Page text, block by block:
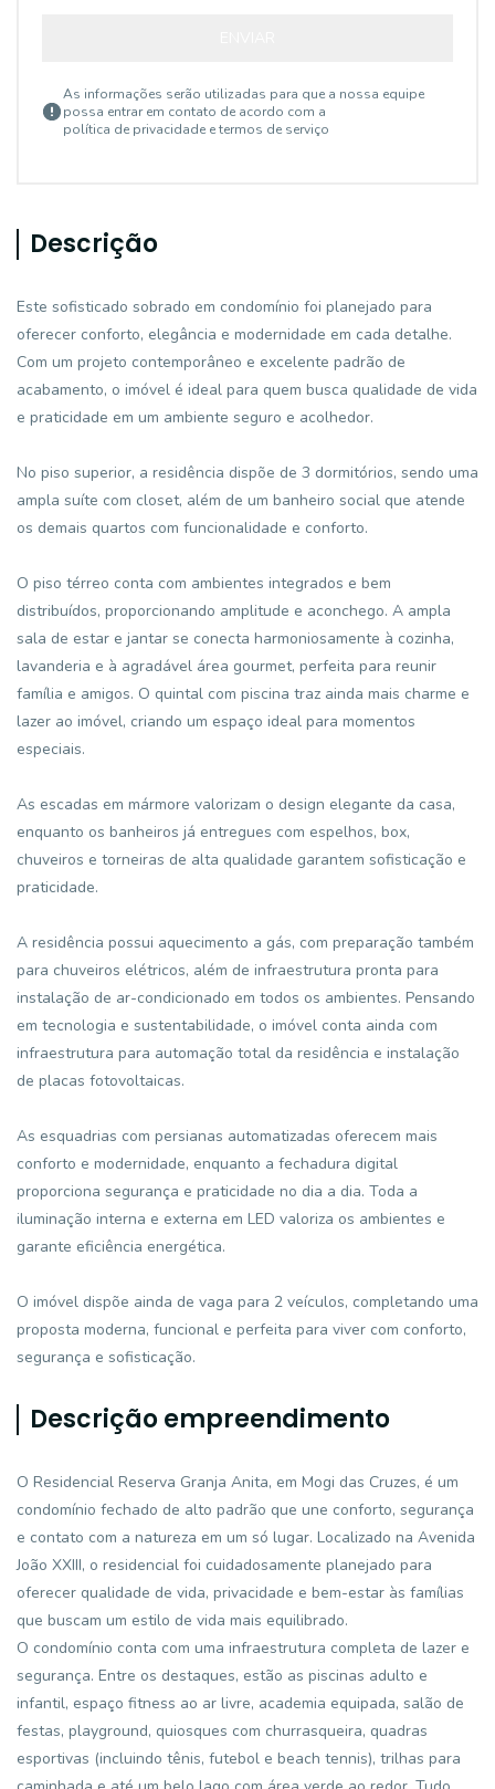
As informações serão utilizadas para que a nossa equipe
possa entrar em contato de acordo com a
política de privacidade e termos de serviço
Descrição
Este sofisticado sobrado em condomínio foi planejado para
oferecer conforto, elegância e modernidade em cada detalhe.
Com um projeto contemporâneo e excelente padrão de
acabamento, o imóvel é ideal para quem busca qualidade de vida
e praticidade em um ambiente seguro e acolhedor.
No piso superior, a residência dispõe de 3 dormitórios, sendo uma
ampla suíte com closet, além de um banheiro social que atende
os demais quartos com funcionalidade e conforto.
O piso térreo conta com ambientes integrados e bem
distribuídos, proporcionando amplitude e aconchego. A ampla
sala de estar e jantar se conecta harmoniosamente à cozinha,
lavanderia e à agradável área gourmet, perfeita para reunir
família e amigos. O quintal com piscina traz ainda mais charme e
lazer ao imóvel, criando um espaço ideal para momentos
especiais.
As escadas em mármore valorizam o design elegante da casa,
enquanto os banheiros já entregues com espelhos, box,
chuveiros e torneiras de alta qualidade garantem sofisticação e
praticidade.
A residência possui aquecimento a gás, com preparação também
para chuveiros elétricos, além de infraestrutura pronta para
instalação de ar-condicionado em todos os ambientes. Pensando
em tecnologia e sustentabilidade, o imóvel conta ainda com
infraestrutura para automação total da residência e instalação
de placas fotovoltaicas.
As esquadrias com persianas automatizadas oferecem mais
conforto e modernidade, enquanto a fechadura digital
proporciona segurança e praticidade no dia a dia. Toda a
iluminação interna e externa em LED valoriza os ambientes e
garante eficiência energética.
O imóvel dispõe ainda de vaga para 2 veículos, completando uma
proposta moderna, funcional e perfeita para viver com conforto,
segurança e sofisticação.
Descrição empreendimento
O Residencial Reserva Granja Anita, em Mogi das Cruzes, é um
condomínio fechado de alto padrão que une conforto, segurança
e contato com a natureza em um só lugar. Localizado na Avenida
João XXIII, o residencial foi cuidadosamente planejado para
oferecer qualidade de vida, privacidade e bem-estar às famílias
que buscam um estilo de vida mais equilibrado.
O condomínio conta com uma infraestrutura completa de lazer e
segurança. Entre os destaques, estão as piscinas adulto e
infantil, espaço fitness ao ar livre, academia equipada, salão de
festas, playground, quiosques com churrasqueira, quadras
esportivas (incluindo tênis, futebol e beach tennis), trilhas para